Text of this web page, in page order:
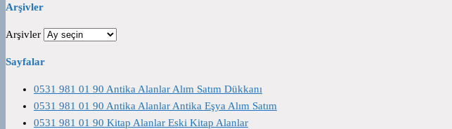
Arşivler
Arşivler
Sayfalar
0531 981 01 90 Antika Alanlar Alım Satım Dükkanı
0531 981 01 90 Antika Alanlar Antika Eşya Alım Satım
0531 981 01 90 Kitap Alanlar Eski Kitap Alanlar